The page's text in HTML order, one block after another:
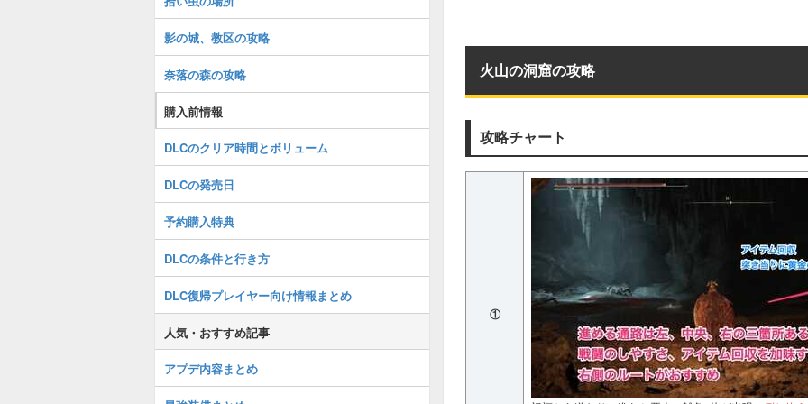
火山の洞窟の攻略
攻略チャート
①
影の城、教区の攻略
奈落の森の攻略
購入前情報
DLCのクリア時間とボリューム
DLCの発売日
予約購入特典
DLCの条件と行き方
DLC復帰プレイヤー向け情報まとめ
人気・おすすめ記事
アプデ内容まとめ